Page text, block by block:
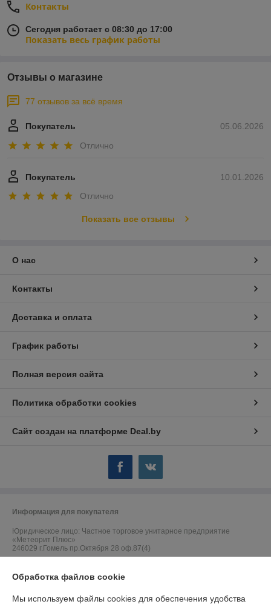
Контакты
Сегодня работает с 08:30 до 17:00
Показать весь график работы
Отзывы о магазине
77 отзывов за всё время
05.06.2026
Покупатель
Отлично
10.01.2026
Покупатель
Отлично
Показать все отзывы
О нас
Контакты
Доставка и оплата
График работы
Полная версия сайта
Политика обработки cookies
Сайт создан на платформе Deal.by
Информация для покупателя
Юридическое лицо: Частное торговое унитарное предприятие
«Метеорит Плюс»
246029 г.Гомель пр.Октября 28 оф.87(4)
Обработка файлов cookie
Мы используем файлы cookies для обеспечения удобства